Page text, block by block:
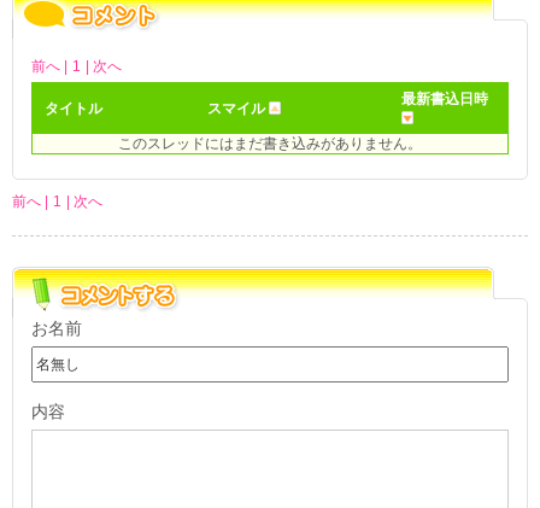
前へ | 1 | 次へ
タイトル スマイル
最新書込日時
このスレッドにはまだ書き込みがありません。
前へ | 1 | 次へ
お名前
内容